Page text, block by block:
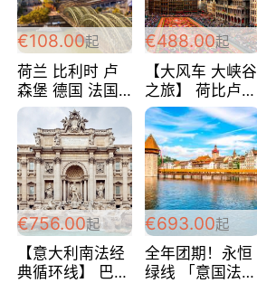
€108.00起
荷兰 比利时 卢
森堡 德国 法国
超爽玩遍西欧 循
环线 全程四星宾
馆 108欧/人/天
€488.00起
【大风车 大峡谷
之旅】 荷比卢德
法 巴黎上下 经
典五国四日游
488欧/人
€756.00起
【意大利南法经
典循环线】 巴黎
€693.00起
全年团期！永恒
绿线 「意国法